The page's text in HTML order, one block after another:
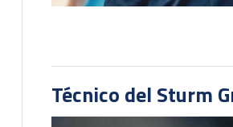
Técnico del Sturm